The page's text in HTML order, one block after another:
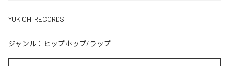
YUKICHI RECORDS
ジャンル： ヒップホップ/ラップ